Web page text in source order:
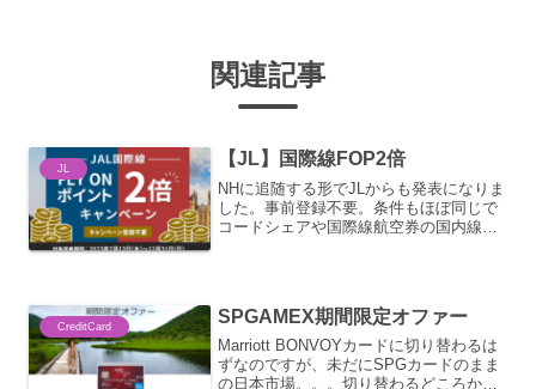
関連記事
JL 【JL】国際線FOP2倍
NHに追随する形でJLからも発表になりま
した。事前登録不要。条件もほぼ同じで
コードシェアや国際線航空券の国内線部
FOPのプロモなの...
CreditCard SPGAMEX期間限定オファー
Marriott BONVOYカードに切り替わるは
ずなのですが、未だにSPGカードのまま
の日本市場。。。切り替わるどころか